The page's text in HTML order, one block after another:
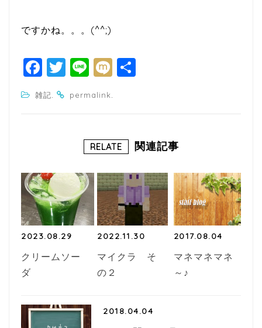
ですかね。。。(^^;)
F
a
c
o
k
T
itt
Li
n
e
M
雑記. permalink.
RELATE 関連記事
2023.08.29
クリームソー
ダ
2022.11.30
マイクラ そ
の２
2017.08.04
マネマネマネ
～♪
2018.04.04